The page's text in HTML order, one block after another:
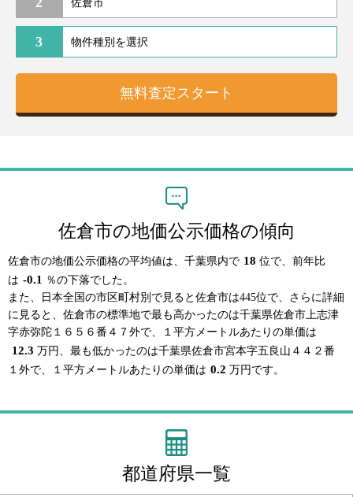
3
佐倉市の地価公示価格の傾向
佐倉市の地価公示価格の平均値は、千葉県内で 18 位で、前年比
は -0.1 ％の下落でした。
また、日本全国の市区町村別で見ると佐倉市は445位で、さらに詳細
に見ると、佐倉市の標準地で最も高かったのは千葉県佐倉市上志津
字赤弥陀１６５６番４７外で、１平方メートルあたりの単価は
12.3 万円、最も低かったのは千葉県佐倉市宮本字五良山４４２番
１外で、１平方メートルあたりの単価は 0.2 万円です。
都道府県一覧